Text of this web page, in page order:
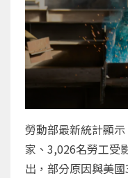
勞動部最新統計顯
家、3,026名勞工受
出，部分原因與美